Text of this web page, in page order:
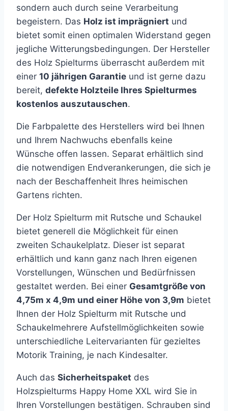
sondern auch durch seine Verarbeitung
begeistern. Das Holz ist imprägniert und
bietet somit einen optimalen Widerstand gegen
jegliche Witterungsbedingungen. Der Hersteller
des Holz Spielturms überrascht außerdem mit
einer 10 jährigen Garantie und ist gerne dazu
bereit, defekte Holzteile Ihres Spielturmes
kostenlos auszutauschen.
Die Farbpalette des Herstellers wird bei Ihnen
und Ihrem Nachwuchs ebenfalls keine
Wünsche offen lassen. Separat erhältlich sind
die notwendigen Endverankerungen, die sich je
nach der Beschaffenheit Ihres heimischen
Gartens richten.
Der Holz Spielturm mit Rutsche und Schaukel
bietet generell die Möglichkeit für einen
zweiten Schaukelplatz. Dieser ist separat
erhältlich und kann ganz nach Ihren eigenen
Vorstellungen, Wünschen und Bedürfnissen
gestaltet werden. Bei einer Gesamtgröße von
4,75m x 4,9m und einer Höhe von 3,9m bietet
Ihnen der Holz Spielturm mit Rutsche und
Schaukelmehrere Aufstellmöglichkeiten sowie
unterschiedliche Leitervarianten für gezieltes
Motorik Training, je nach Kindesalter.
Auch das Sicherheitspaket des
Holzspielturms Happy Home XXL wird Sie in
Ihren Vorstellungen bestätigen. Schrauben sind